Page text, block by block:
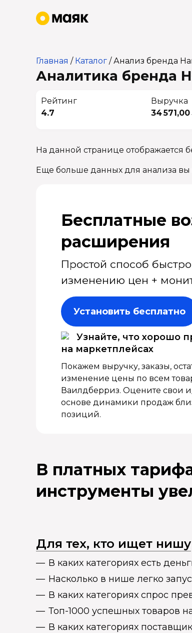
Главная / Каталог /Анализ бренда
Аналитика бренда
Рейтинг
4.7
Выручка
34 571,00
На данной странице отображается
Еще больше данных для анализа
Бесплатные
расширения
Простой способ
изменению цен +
Установить бесплатно
Узнайте, что хорошо
на маркетплейсах
Покажем выручку, заказы,
изменение цены по всем
Ваилдберриз. Оцените свои
основе динамики продаж
позиций.
В платных
инструменты
Для тех, кто ищет нишу
В каких категориях есть
Насколько в нише легко
В каких категориях спрос
Топ-1000 успешных товаров
В каких категориях